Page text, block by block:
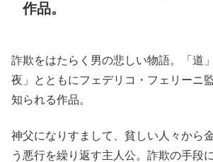
作品。
詐欺をはたらく男の悲しい物語。「道
夜」とともにフェデリコ・フェリーニ
知られる作品。
神父になりすまして、貧しい人々から
う悪行を繰り返す主人公。詐欺の手段